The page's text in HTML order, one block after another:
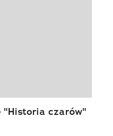
"Historia czarów"